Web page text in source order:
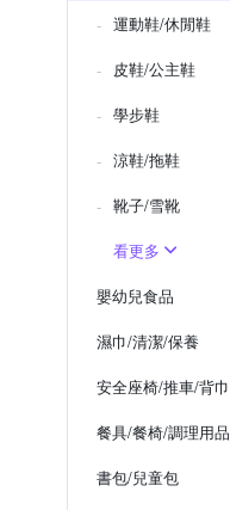
運動鞋/休閒鞋
皮鞋/公主鞋
學步鞋
涼鞋/拖鞋
靴子/雪靴
看更多
嬰幼兒食品
濕巾/清潔/保養
安全座椅/推車/背巾
餐具/餐椅/調理用品
書包/兒童包